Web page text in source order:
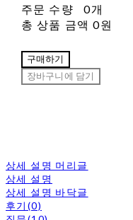
주문 수량
0개
총 상품 금액 0원
구매하기
장바구니에 담기
상세 설명 머리글
상세 설명
상세 설명 바닥글
후기(0)